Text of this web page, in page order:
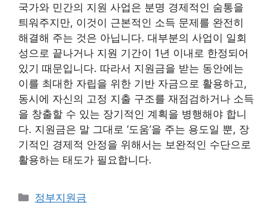
국가와 민간의 지원 사업은 분명 경제적인 숨통을
틔워주지만, 이것이 근본적인 소득 문제를 완전히
해결해 주는 것은 아닙니다. 대부분의 사업이 일회
성으로 끝나거나 지원 기간이 1년 이내로 한정되어
있기 때문입니다. 따라서 지원금을 받는 동안에는
이를 최대한 자립을 위한 기반 자금으로 활용하고,
동시에 자신의 고정 지출 구조를 재점검하거나 소득
을 창출할 수 있는 장기적인 계획을 병행해야 합니
다. 지원금은 말 그대로 ‘도움’을 주는 용도일 뿐, 장
기적인 경제적 안정을 위해서는 보완적인 수단으로
활용하는 태도가 필요합니다.
카
정부지원금